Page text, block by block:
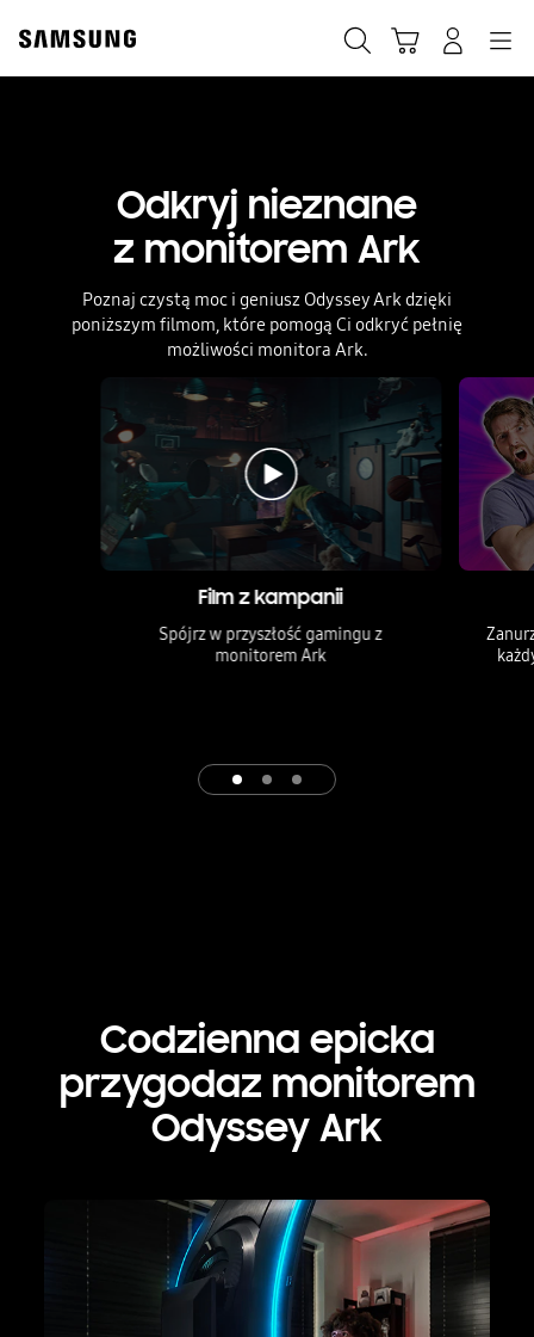
content
Odkryj nieznane
z monitorem Ark
Poznaj czystą moc i geniusz Odyssey Ark dzięki
poniższym filmom, które pomogą Ci odkryć pełnię
możliwości monitora Ark.
Film z kampanii
Spójrz w przyszłość gamingu z
monitorem Ark
Codzienna epicka
przygodaz monitorem
Odyssey Ark